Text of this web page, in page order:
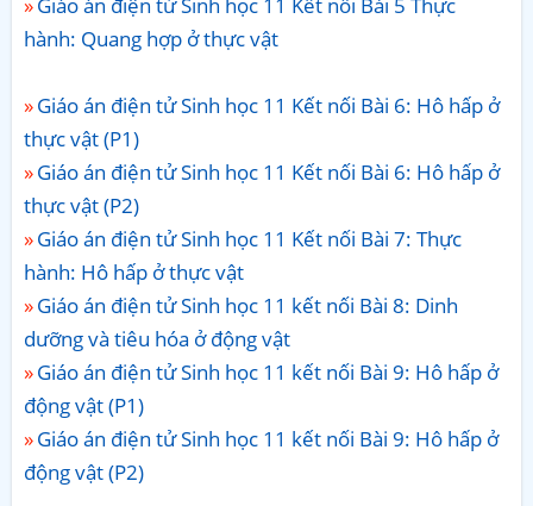
hành: Quang hợp ở thực vật
Giáo án điện tử Sinh học 11 Kết nối Bài 6: Hô hấp ở
thực vật (P1)
Giáo án điện tử Sinh học 11 Kết nối Bài 6: Hô hấp ở
thực vật (P2)
Giáo án điện tử Sinh học 11 Kết nối Bài 7: Thực
hành: Hô hấp ở thực vật
Giáo án điện tử Sinh học 11 kết nối Bài 8: Dinh
dưỡng và tiêu hóa ở động vật
Giáo án điện tử Sinh học 11 kết nối Bài 9: Hô hấp ở
động vật (P1)
Giáo án điện tử Sinh học 11 kết nối Bài 9: Hô hấp ở
động vật (P2)